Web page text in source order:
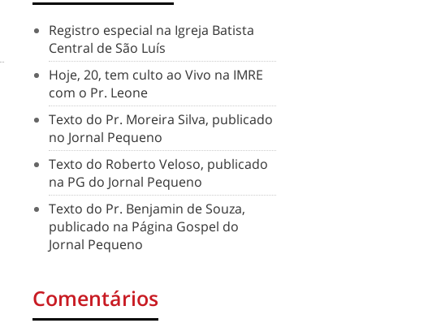
Registro especial na Igreja Batista
Central de São Luís
Hoje, 20, tem culto ao Vivo na IMRE
com o Pr. Leone
Texto do Pr. Moreira Silva, publicado
no Jornal Pequeno
Texto do Roberto Veloso, publicado
na PG do Jornal Pequeno
Texto do Pr. Benjamin de Souza,
publicado na Página Gospel do
Jornal Pequeno
Comentários